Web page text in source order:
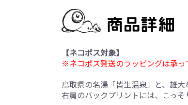
【ネコポス対象】
※ネコポス発送のラッピングは承っ
鳥取県の名湯「皆生温泉」と、雄
右肩のバックプリントには、こっそ